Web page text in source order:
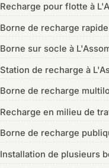
Recharge pour flotte à
Borne de recharge
Borne sur socle à
Station de recharge à
Borne de recharge
Recharge en milieu de
Borne de recharge
Installation de plusieurs